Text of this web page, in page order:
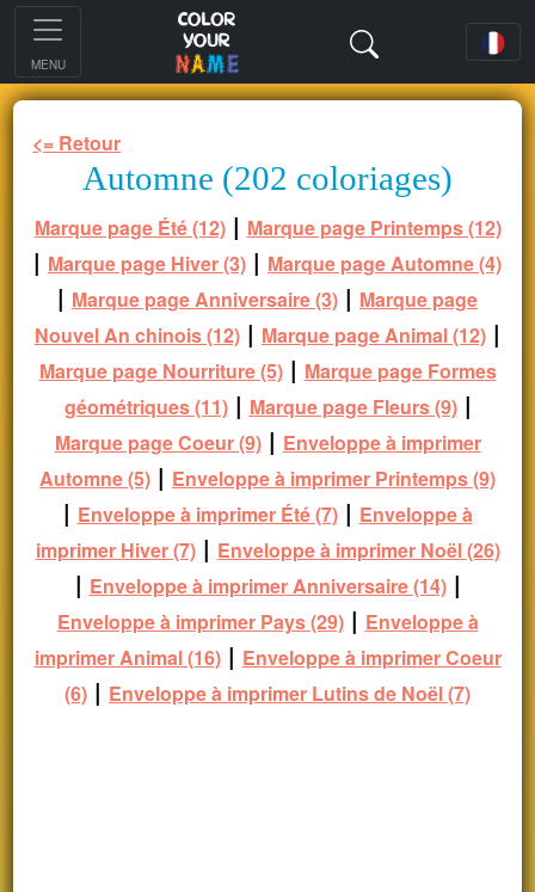
MENU
<= Retour
Automne (202 coloriages)
Marque page Été (12)| Marque page Printemps (12)
| Marque page Hiver (3) | Marque page Automne (4)
| Marque page Anniversaire (3) | Marque page
Nouvel An chinois (12) | Marque page Animal (12) |
Marque page Nourriture (5)| Marque page Formes
géométriques (11)| Marque page Fleurs (9)|
Marque page Coeur (9)| Enveloppe à imprimer
Automne (5) | Enveloppe à imprimer Printemps (9)
| Enveloppe à imprimer Été (7)| Enveloppe à
imprimer Hiver (7)| Enveloppe à imprimer Noël (26)
| Enveloppe à imprimer Anniversaire (14)|
Enveloppe à imprimer Pays (29)| Enveloppe à
imprimer Animal (16)| Enveloppe à imprimer Coeur
(6) | Enveloppe à imprimer Lutins de Noël (7)